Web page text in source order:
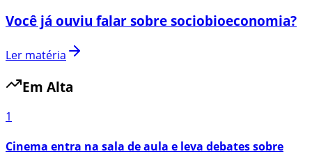
Você já ouviu falar sobre sociobioeconomia?
Ler matéria
Em Alta
1
Cinema entra na sala de aula e leva debates sobre